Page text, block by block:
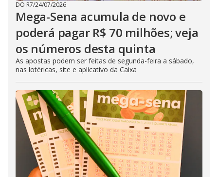
DO R7/24/07/2026
Mega-Sena acumula de novo e
poderá pagar R$ 70 milhões; veja
os números desta quinta
As apostas podem ser feitas de segunda-feira a sábado,
nas lotéricas, site e aplicativo da Caixa